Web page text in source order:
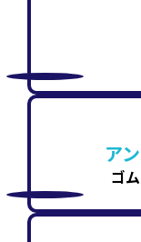
ア
ゴ